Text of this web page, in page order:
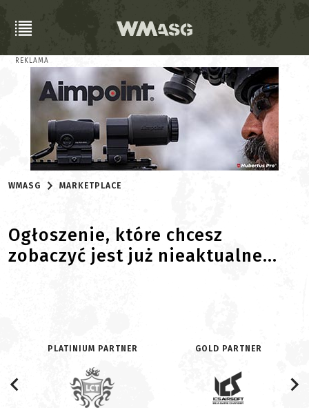
REKLAMA
WMASG MARKETPLACE
Ogłoszenie, które chcesz
zobaczyć jest już nieaktualne...
PLATINIUM PARTNER GOLD PARTNER